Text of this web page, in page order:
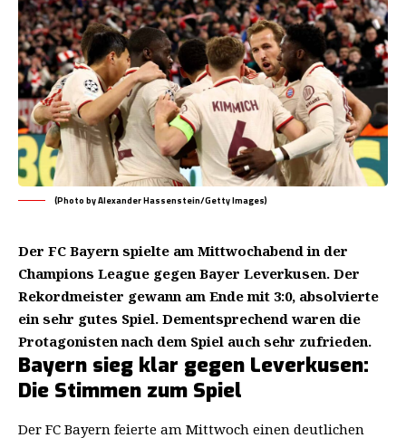
(Photo by Alexander Hassenstein/Getty Images)
Der FC Bayern spielte am Mittwochabend in der
Champions League gegen Bayer Leverkusen. Der
Rekordmeister gewann am Ende mit 3:0, absolvierte
ein sehr gutes Spiel. Dementsprechend waren die
Protagonisten nach dem Spiel auch sehr zufrieden.
Bayern sieg klar gegen Leverkusen:
Die Stimmen zum Spiel
Der FC Bayern feierte am Mittwoch einen deutlichen